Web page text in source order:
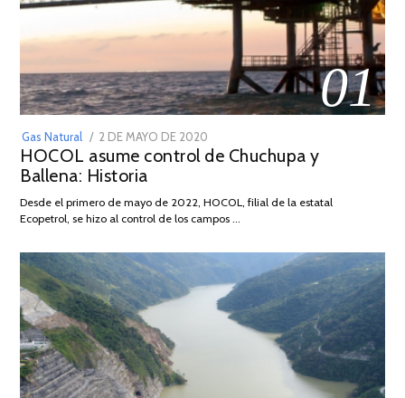
01
Gas Natural
POSTED
ON
2 DE MAYO DE 2020
DE
2026
HOCOL asume control de Chuchupa y
Ballena: Historia
Desde el primero de mayo de 2022, HOCOL, filial de la estatal
Ecopetrol, se hizo al control de los campos …